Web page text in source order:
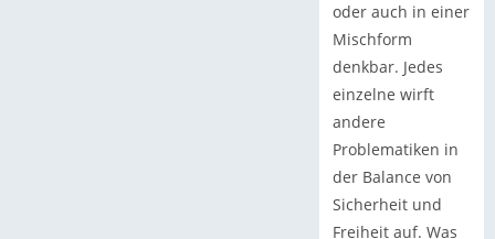
oder auch in einer
Mischform
denkbar. Jedes
einzelne wirft
andere
Problematiken in
der Balance von
Sicherheit und
Freiheit auf. Was